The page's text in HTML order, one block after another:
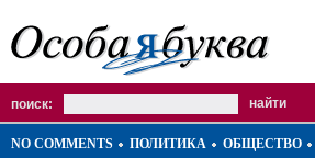
поиск:
NO COMMENTS ПОЛИТИКА ОБЩЕСТВО